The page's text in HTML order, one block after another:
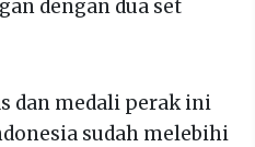
dengan dua set
dan medali perak ini
sudah melebihi